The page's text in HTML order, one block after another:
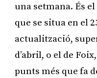
una setmana. És
que se situa en el
actualització,
d’abril, o el de
punts més que fa